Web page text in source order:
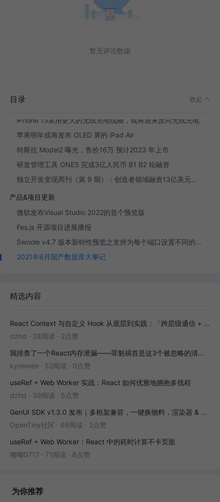
暂无评论数据
目录 收起
国家网信办发布“下架’滴滴出行‘”通报，滴滴迅速做出回应
苹果和英特尔率先使用台积电3纳米技术
IDC 联合 Google Cloud 发布研究报告表明：企业对「云安全」比以往更有信心
iPhone 13采用更大的无线充电线圈，或将迎来反向无线充电
苹果明年或将发布 OLED 屏的 iPad Air
特斯拉 Model2 曝光，售价16万 预计2023 年上市
研发管理工具 ONES 完成3亿人民币 B1 B2 轮融资
独立开发变现周刊（第 9 期）：创造者领域融资13亿美元，开发者有机会吗?
产品&项目更新
微软发布Visual Studio 2022的首个预览版
Fes.js 开源项目进展播报
Swoole v4.7 版本新特性预览之支持为每个端口设置不同的心跳检测时间
2021年6月国产数据库大事记
精选内容
React Context 与自定义 Hook 从底层到实践：「跨层级通信 + 副作用封装」全解析
dzhd · 38阅读 · 2点赞
我排查了一个React内存泄漏——罪魁祸首是这3个被忽略的清理函数
kyriewen · 52阅读 · 0点赞
useRef + Web Worker 实战：React 如何优雅地拥抱多线程
dzhd · 39阅读 · 5点赞
GenUI SDK v1.3.0 发布｜多框架兼容，一键换物料，渲染器 & 演练场全面增强！
OpenTiny社区 · 66阅读 · 2点赞
useRef + Web Worker：React 中的耗时计算不卡页面
嘟嘟0717 · 71阅读 · 8点赞
为你推荐